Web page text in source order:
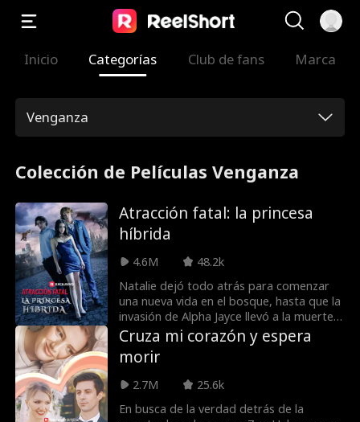
Inicio Categorías Club de fans Marca
Venganza
Colección de Películas Venganza
Atracción fatal: la princesa
híbrida
4.6M
48.2k
Natalie dejó todo atrás para comenzar
una nueva vida en el bosque, hasta que la
invasión de Alpha Jayce llevó a la muerte
de ambos padres. Al regresar, Natalie se
entera de que este nuevo alfa no es a
quien parecía, y todo lo que ella sabía de
sí misma ha sido una mentira. ¿Puede
confiar en este extraño extraño cuando
ni siquiera puede confiar en sí misma?
Cruza mi corazón y espera
morir
2.7M
25.6k
En busca de la verdad detrás de la